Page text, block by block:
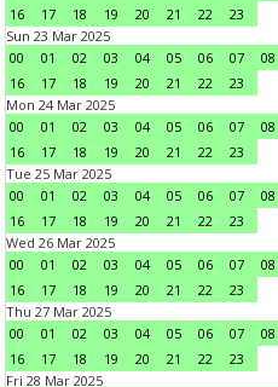
16
17 18 19 20 21 22
23
Sun 23 Mar 2025
00
01 02 03 04 05 06 07 08
16
17 18 19 20 21 22
23
Mon 24 Mar 2025
00
01 02 03 04 05 06 07 08
16
17 18 19 20 21 22
23
Tue 25 Mar 2025
00
01 02 03 04 05 06 07 08
16
17 18 19 20 21 22
23
Wed 26 Mar 2025
00
01 02 03 04 05 06 07 08
16
17 18 19 20 21 22
23
Thu 27 Mar 2025
00
01 02 03 04 05 06 07 08
16
17 18 19 20 21 22
23
Fri 28 Mar 2025